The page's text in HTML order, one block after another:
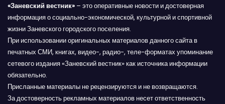
«Заневский вестник» – это оперативные новости и достоверная
информация о социально-экономической, культурной и спортивной
жизни Заневского городского поселения.
При использовании оригинальных материалов данного сайта в
печатных СМИ, книгах, видео-, радио-, теле-форматах упоминание
сетевого издания «Заневский вестник» как источника информации
обязательно.
Присланные материалы не рецензируются и не возвращаются.
За достоверность рекламных материалов несет ответственность